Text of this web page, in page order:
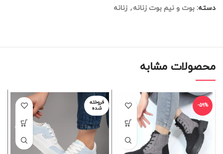
دسته: بوت و نیم بوت زنانه, زنانه
محصولات مشابه
-59%
فروخته
شده